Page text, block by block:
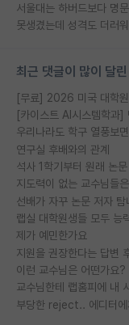
서울대는 하버드보다 명
못생겼는데 성격도 더러
최근 댓글이 많이 달
[카이스트 AI시스템학과
연구실 후배와의 관계
석사 1학기부터 원래 논
지도력이 없는 교수님들
선배가 자꾸 논문 저자
제가 예민한가요
지원을 권장한다는 답변
이런 교수님은 어떤가요?
교수님한테 랩홈피에 내
부당한 reject.. 에디터